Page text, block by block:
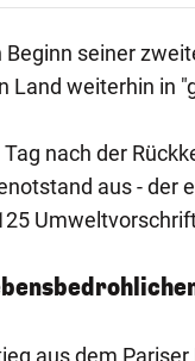
Beginn seiner
Land weiterhin in
nach der
aus - der
aus dem